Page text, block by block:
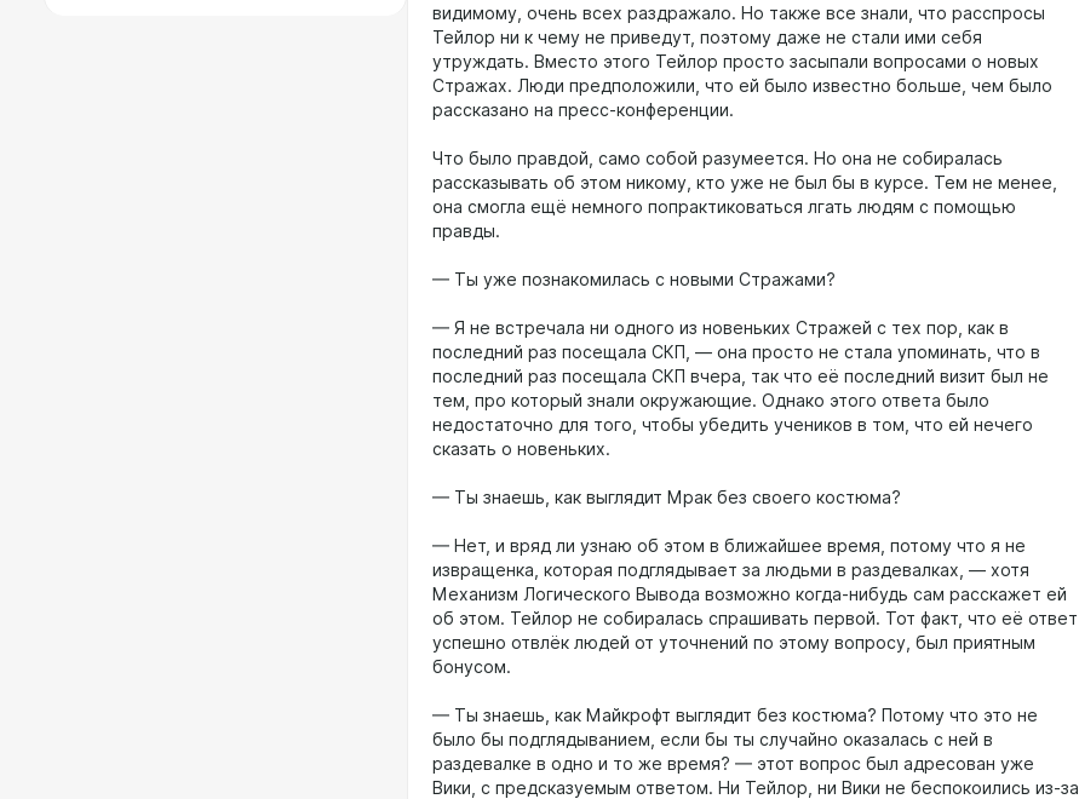
видимому, очень всех раздражало. Но также все знали, что расспросы
Тейлор ни к чему не приведут, поэтому даже не стали ими себя
утруждать. Вместо этого Тейлор просто засыпали вопросами о новых
Стражах. Люди предположили, что ей было известно больше, чем было
рассказано на пресс-конференции.
Что было правдой, само собой разумеется. Но она не собиралась
рассказывать об этом никому, кто уже не был бы в курсе. Тем не менее,
она смогла ещё немного попрактиковаться лгать людям с помощью
правды.
— Ты уже познакомилась с новыми Стражами?
— Я не встречала ни одного из новеньких Стражей с тех пор, как в
последний раз посещала СКП, — она просто не стала упоминать, что в
последний раз посещала СКП вчера, так что её последний визит был не
тем, про который знали окружающие. Однако этого ответа было
недостаточно для того, чтобы убедить учеников в том, что ей нечего
сказать о новеньких.
— Ты знаешь, как выглядит Мрак без своего костюма?
— Нет, и вряд ли узнаю об этом в ближайшее время, потому что я не
извращенка, которая подглядывает за людьми в раздевалках, — хотя
Механизм Логического Вывода возможно когда-нибудь сам расскажет ей
об этом. Тейлор не собиралась спрашивать первой. Тот факт, что её ответ
успешно отвлёк людей от уточнений по этому вопросу, был приятным
бонусом.
— Ты знаешь, как Майкрофт выглядит без костюма? Потому что это не
было бы подглядыванием, если бы ты случайно оказалась с ней в
раздевалке в одно и то же время? — этот вопрос был адресован уже
Вики, с предсказуемым ответом. Ни Тейлор, ни Вики не беспокоились из-за